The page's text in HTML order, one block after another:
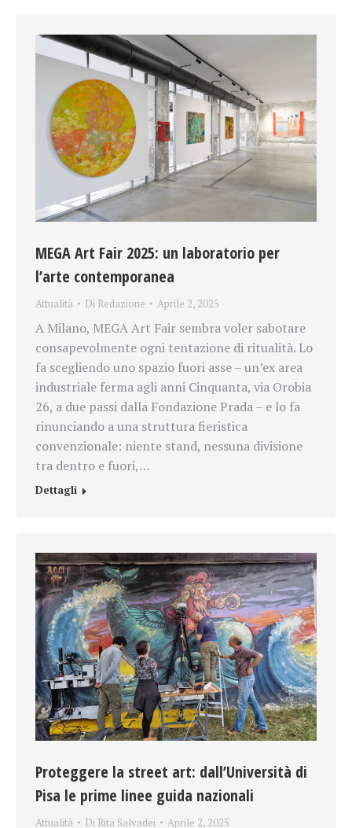
MEGA Art Fair 2025: un laboratorio per
l’arte contemporanea
Attualità Di Redazione Aprile 2, 2025
A Milano, MEGA Art Fair sembra voler sabotare
consapevolmente ogni tentazione di ritualità. Lo
fa scegliendo uno spazio fuori asse – un’ex area
industriale ferma agli anni Cinquanta, via Orobia
26, a due passi dalla Fondazione Prada – e lo fa
rinunciando a una struttura fieristica
convenzionale: niente stand, nessuna divisione
tra dentro e fuori,…
Dettagli
Proteggere la street art: dall’Università di
Pisa le prime linee guida nazionali
Attualità Di Rita Salvadei Aprile 2, 2025